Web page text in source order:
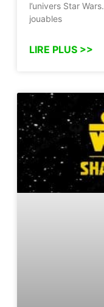
l’univers Star
jouables
LIRE PLUS >>